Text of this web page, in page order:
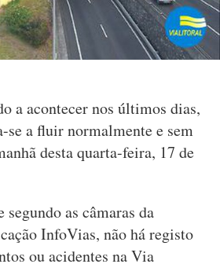
a acontecer nos últimos dias,
se a fluir normalmente e sem
desta quarta-feira, 17 de
as câmaras da
InfoVias, não há registo
ou acidentes na Via